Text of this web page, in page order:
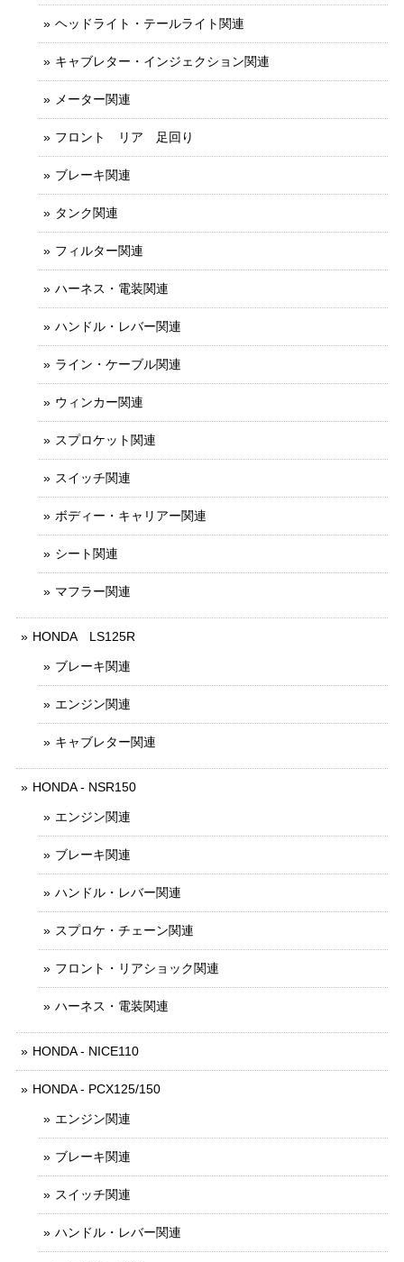
ヘッドライト・テールライト関連
キャブレター・インジェクション関連
メーター関連
フロント リア 足回り
ブレーキ関連
タンク関連
フィルター関連
ハーネス・電装関連
ハンドル・レバー関連
ライン・ケーブル関連
ウィンカー関連
スプロケット関連
スイッチ関連
ボディー・キャリアー関連
シート関連
マフラー関連
HONDA LS125R
ブレーキ関連
エンジン関連
キャブレター関連
HONDA - NSR150
エンジン関連
ブレーキ関連
ハンドル・レバー関連
スプロケ・チェーン関連
フロント・リアショック関連
ハーネス・電装関連
HONDA - NICE110
HONDA - PCX125/150
エンジン関連
ブレーキ関連
スイッチ関連
ハンドル・レバー関連